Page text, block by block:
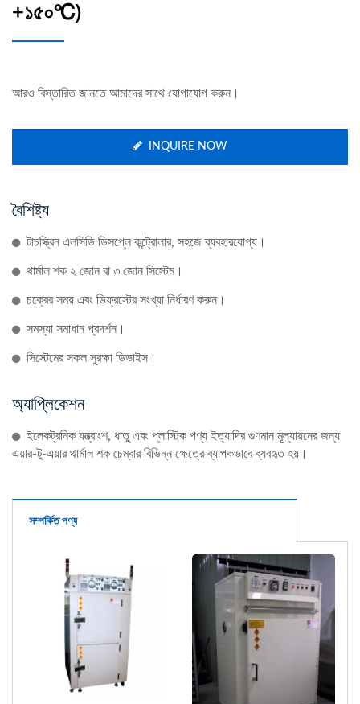
+১৫০℃)
আরও বিস্তারিত জানতে আমাদের সাথে যোগাযোগ করুন।
INQUIRE NOW
বৈশিষ্ট্য
টাচস্ক্রিন এলসিডি ডিসপ্লে কন্ট্রোলার, সহজে ব্যবহারযোগ্য।
থার্মাল শক ২ জোন বা ৩ জোন সিস্টেম।
চক্রের সময় এবং ডিফ্রস্টের সংখ্যা নির্ধারণ করুন।
সমস্যা সমাধান প্রদর্শন।
সিস্টেমের সকল সুরক্ষা ডিভাইস।
অ্যাপ্লিকেশন
ইলেকট্রনিক যন্ত্রাংশ, ধাতু এবং প্লাস্টিক পণ্য ইত্যাদির গুণমান মূল্যায়নের জন্য
এয়ার-টু-এয়ার থার্মাল শক চেম্বার বিভিন্ন ক্ষেত্রে ব্যাপকভাবে ব্যবহৃত হয়।
সম্পর্কিত পণ্য